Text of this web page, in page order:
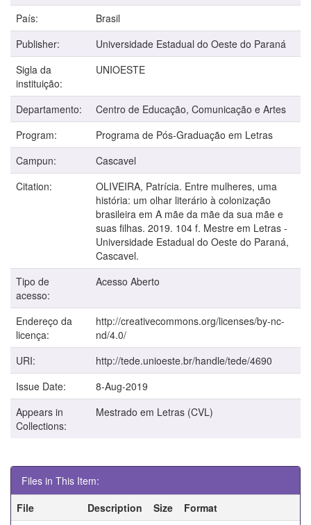
País:
Brasil
Publisher:
Universidade Estadual do Oeste do Paraná
Sigla da
instituição:
UNIOESTE
Departamento:
Centro de Educação, Comunicação e Artes
Program:
Programa de Pós-Graduação em Letras
Campun:
Cascavel
Citation:
OLIVEIRA, Patrícia. Entre mulheres, uma
história: um olhar literário à colonização
brasileira em A mãe da mãe da sua mãe e
suas filhas. 2019. 104 f. Mestre em Letras -
Universidade Estadual do Oeste do Paraná,
Cascavel.
Tipo de
acesso:
Acesso Aberto
Endereço da
licença:
http://creativecommons.org/licenses/by-nc-
nd/4.0/
URI:
http://tede.unioeste.br/handle/tede/4690
Issue Date:
8-Aug-2019
Appears in
Collections:
Mestrado em Letras (CVL)
Files in This Item:
File
Description Size
Format